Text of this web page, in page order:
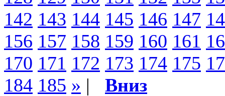
142 143 144 145 146 147
156 157 158 159 160 161
170 171 172 173 174 175
184 185 » | Вниз